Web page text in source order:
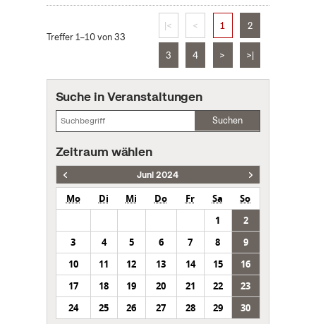
Treffer 1–10 von 33
|< < 1 2
3 4 > >|
Suche in Veranstaltungen
Suchen
Zeitraum wählen
Juni 2024
Mo Di Mi Do Fr Sa
So
1
2
3
4 5 6 7 8
9
10
11 12 13 14 15
16
17
18 19 20 21 22
23
24
25 26 27 28 29 30